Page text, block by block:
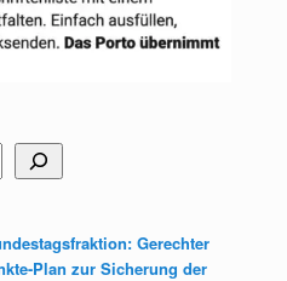
Gerechter
Plan zur Sicherung der